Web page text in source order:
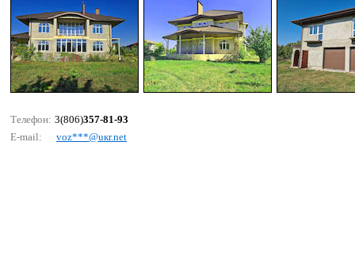
Телефон: 3(806)357-81-93
E-mail:
vоz***@uкr.nеt